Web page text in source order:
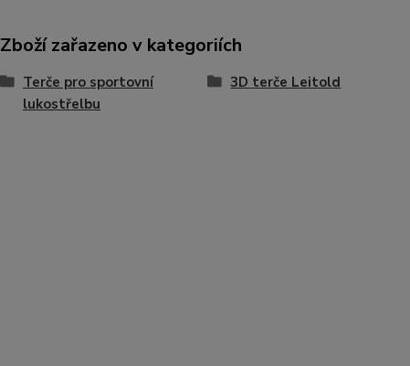
Zboží zařazeno v kategoriích
Terče pro sportovní
lukostřelbu
3D terče Leitold